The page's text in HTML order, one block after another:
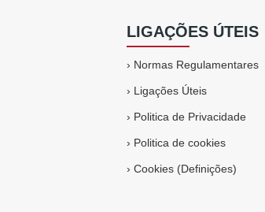
LIGAÇÕES ÚTEIS
› Normas Regulamentares
› Ligações Úteis
› Politica de Privacidade
› Politica de cookies
›Cookies (Definições)